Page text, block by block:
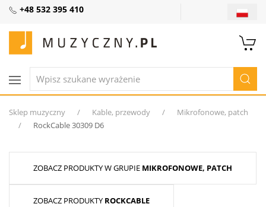
+48 532 395 410
Sklep muzyczny Kable, przewody
Mikrofonowe, patch
RockCable 30309 D6
ZOBACZ PRODUKTY W GRUPIE MIKROFONOWE, PATCH
ZOBACZ PRODUKTY ROCKCABLE